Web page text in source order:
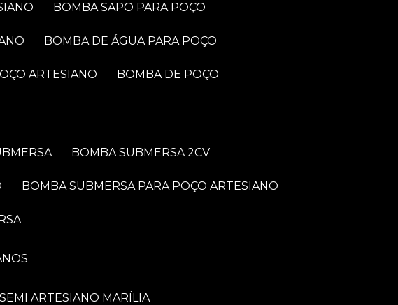
BOMBA SAPO PARA POÇO
BOMBA DE ÁGUA PARA POÇO
ARTESIANO BOMBA DE POÇO
BOMBA SUBMERSA 2CV
BOMBA SUBMERSA PARA POÇO ARTESIANO
ARTESIANO MARÍLIA